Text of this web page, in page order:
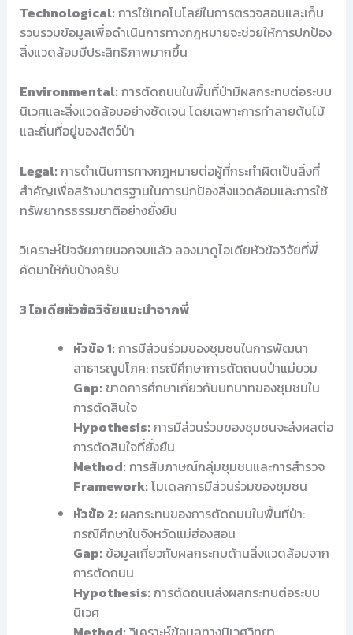
Technological: การใช้เทคโนโลยีในการตรวจสอบและเก็บ
รวบรวมข้อมูลเพื่อดำเนินการทางกฎหมายจะช่วยให้การปกป้อง
สิ่งแวดล้อมมีประสิทธิภาพมากขึ้น
Environmental: การตัดถนนในพื้นที่ป่ามีผลกระทบต่อระบบ
นิเวศและสิ่งแวดล้อมอย่างชัดเจน โดยเฉพาะการทำลายต้นไม้
และถิ่นที่อยู่ของสัตว์ป่า
Legal: การดำเนินการทางกฎหมายต่อผู้ที่กระทำผิดเป็นสิ่งที่
สำคัญเพื่อสร้างมาตรฐานในการปกป้องสิ่งแวดล้อมและการใช้
ทรัพยากรธรรมชาติอย่างยั่งยืน
วิเคราะห์ปัจจัยภายนอกจบแล้ว ลองมาดูไอเดียหัวข้อวิจัยที่พี่
คัดมาให้กันบ้างครับ
3 ไอเดียหัวข้อวิจัยแนะนำจากพี่
หัวข้อ 1: การมีส่วนร่วมของชุมชนในการพัฒนา
สาธารณูปโภค: กรณีศึกษาการตัดถนนป่าแม่ยวม
Gap: ขาดการศึกษาเกี่ยวกับบทบาทของชุมชนใน
การตัดสินใจ
Hypothesis: การมีส่วนร่วมของชุมชนจะส่งผลต่อ
การตัดสินใจที่ยั่งยืน
Method: การสัมภาษณ์กลุ่มชุมชนและการสำรวจ
Framework: โมเดลการมีส่วนร่วมของชุมชน
หัวข้อ 2: ผลกระทบของการตัดถนนในพื้นที่ป่า:
กรณีศึกษาในจังหวัดแม่ฮ่องสอน
Gap: ข้อมูลเกี่ยวกับผลกระทบด้านสิ่งแวดล้อมจาก
การตัดถนน
Hypothesis: การตัดถนนส่งผลกระทบต่อระบบ
นิเวศ